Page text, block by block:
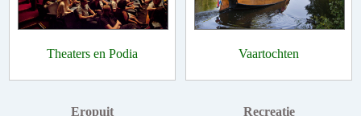
Theaters en Podia Vaartochten
Eropuit Recreatie